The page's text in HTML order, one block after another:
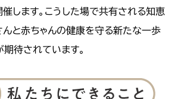
します。こうした場で共有される知恵
んと赤ちゃんの健康を守る新たな一歩
待されています。